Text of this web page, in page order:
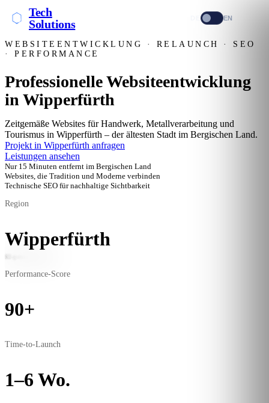
Tech
Solutions
EN
KI-generiertes Bild
WEBSITEENTWICKLUNG · RELAUNCH · SEO
· PERFORMANCE
Professionelle Websiteentwicklung
in Wipperfürth
Zeitgemäße Websites für Handwerk, Metallverarbeitung und
Tourismus in Wipperfürth – der ältesten Stadt im Bergischen Land.
Projekt in Wipperfürth anfragen
Leistungen ansehen
Nur 15 Minuten entfernt im Bergischen Land
Websites, die Tradition und Moderne verbinden
Technische SEO für nachhaltige Sichtbarkeit
Region
Wipperfürth
Performance-Score
90+
Time-to-Launch
1–6 Wo.